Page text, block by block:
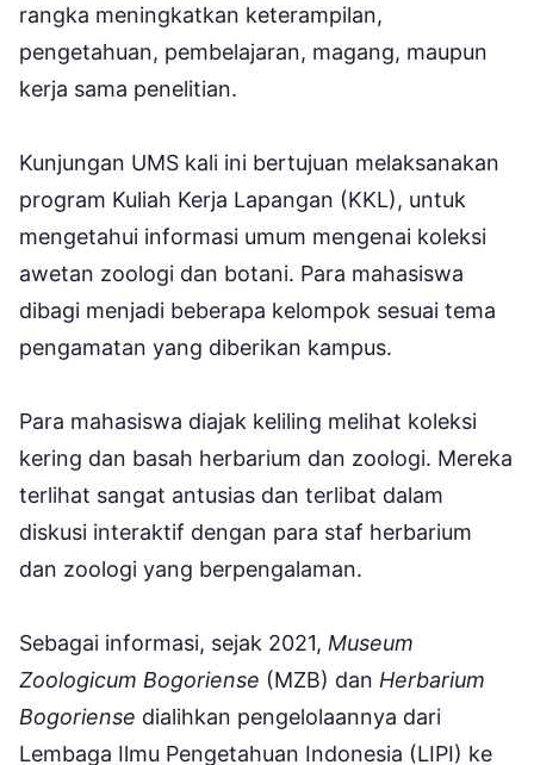
rangka meningkatkan keterampilan,
pengetahuan, pembelajaran, magang, maupun
kerja sama penelitian.
Kunjungan UMS kali ini bertujuan melaksanakan
program Kuliah Kerja Lapangan (KKL), untuk
mengetahui informasi umum mengenai koleksi
awetan zoologi dan botani. Para mahasiswa
dibagi menjadi beberapa kelompok sesuai tema
pengamatan yang diberikan kampus.
Para mahasiswa diajak keliling melihat koleksi
kering dan basah herbarium dan zoologi. Mereka
terlihat sangat antusias dan terlibat dalam
diskusi interaktif dengan para staf herbarium
dan zoologi yang berpengalaman.
Sebagai informasi, sejak 2021, Museum
Zoologicum Bogoriense (MZB) dan Herbarium
Bogoriense dialihkan pengelolaannya dari
Lembaga Ilmu Pengetahuan Indonesia (LIPI) ke